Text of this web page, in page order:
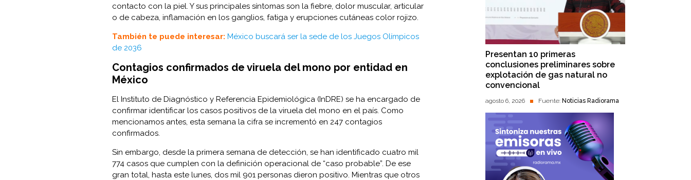
contacto con la piel. Y sus principales síntomas son la fiebre, dolor muscular, articular
o de cabeza, inflamación en los ganglios, fatiga y erupciones cutáneas color rojizo.
También te puede interesar: México buscará ser la sede de los Juegos Olímpicos
de 2036
Contagios confirmados de viruela del mono por entidad en
México
El Instituto de Diagnóstico y Referencia Epidemiológica (InDRE) se ha encargado de
confirmar identificar los casos positivos de la viruela del mono en el país. Como
mencionamos antes, esta semana la cifra se incrementó en 247 contagios
confirmados.
Sin embargo, desde la primera semana de detección, se han identificado cuatro mil
774 casos que cumplen con la definición operacional de “caso probable”. De ese
gran total, hasta este lunes, dos mil 901 personas dieron positivo. Mientras que otros
Presentan 10 primeras
conclusiones preliminares sobre
explotación de gas natural no
convencional
agosto 6, 2026 Fuente: Noticias Radiorama